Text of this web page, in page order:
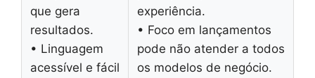
que gera
resultados.
• Linguagem
acessível e fácil
experiência.
• Foco em lançamentos
pode não atender a todos
os modelos de negócio.